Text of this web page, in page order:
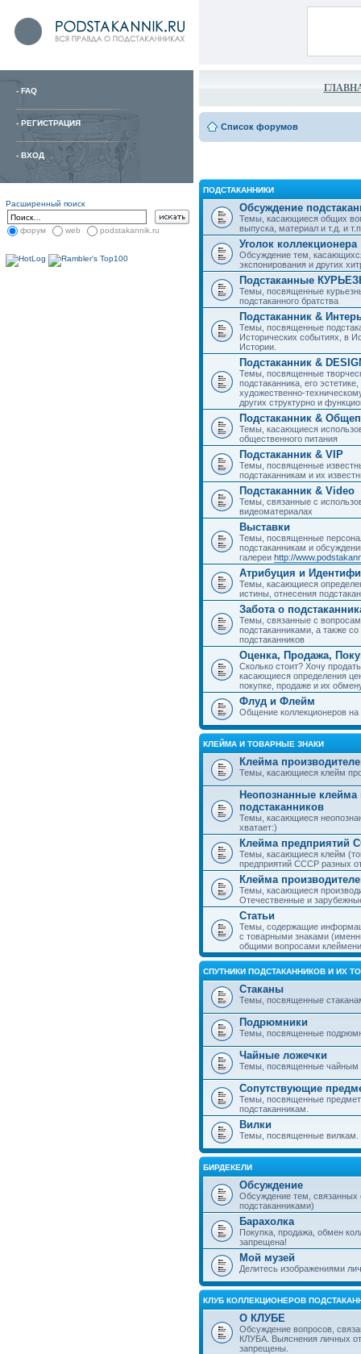
- FAQ
- РЕГИСТРАЦИЯ
- ВХОД
Расширенный поиск
форум web podstakannik.ru
Список форумов
ПОДСТАКАННИКИ
Обсуждение
Темы, касающиеся общих
выпуска, материал и т.д. и
Уголок коллекционера
Обсуждение тем,
экспонирования и других
Подстаканные
Темы, посвященные
подстаканного братства
Подстаканник &
Темы, посвященные
Исторических событиях, в
Истории.
Подстаканник &
Темы, посвященные
подстаканника, его
художественно-
других структурно и
Подстаканник &
Темы, касающиеся
общественного питания
Подстаканник & VIP
Темы, посвященные
подстаканникам и их
Подстаканник & Video
Темы, связанные с
видеоматериалах
Выставки
Темы, посвященные
подстаканникам и
галереи http://
Атрибуция и
Темы, касающиеся
истины, отнесения
Забота о
Темы, связанные с
подстаканниками, а также
подстаканников
Оценка, Продажа,
Сколько стоит? Хочу
касающиеся определения
покупке, продаже и их
Флуд и Флейм
Общение коллекционеров
КЛЕЙМА И ТОВАРНЫЕ ЗНАКИ
Клейма
Темы, касающиеся клейм
Неопознанные клейма
подстаканников
Темы, касающиеся
хватает:)
Клейма предприятий
Темы, касающиеся клейм
предприятий СССР разных
Клейма
Темы, касающиеся
Отечественные и
Статьи
Темы, содержащие
с товарными знаками
общими вопросами
СПУТНИКИ ПОДСТАКАННИКОВ И ИХ
Стаканы
Темы, посвященные
Подрюмники
Темы, посвященные
Чайные ложечки
Темы, посвященные чайным
Сопутствующие
Темы, посвященные
подстаканникам.
Вилки
Темы, посвященные вилкам.
БИРДЕКЕЛИ
Обсуждение
Обсуждение тем,
подстаканниками)
Барахолка
Покупка, продажа, обмен
запрещена!
Мой музей
Делитесь изображениями
КЛУБ КОЛЛЕКЦИОНЕРОВ
О КЛУБЕ
Обсуждение вопросов,
КЛУБА. Выяснения личных
запрещены.